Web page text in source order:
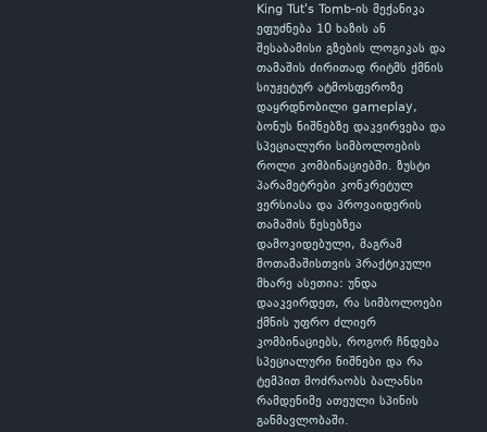
King Tut's Tomb-ის მექანიკა
ეფუძნება 10 ხაზის ან
შესაბამისი გზების ლოგიკას და
თამაშის ძირითად რიტმს ქმნის
სიუჟეტურ ატმოსფეროზე
დაყრდნობილი gameplay,
ბონუს ნიშნებზე დაკვირვება და
სპეციალური სიმბოლოების
როლი კომბინაციებში. ზუსტი
პარამეტრები კონკრეტულ
ვერსიასა და პროვაიდერის
თამაშის წესებზეა
დამოკიდებული, მაგრამ
მოთამაშისთვის პრაქტიკული
მხარე ასეთია: უნდა
დააკვირდეთ, რა სიმბოლოები
ქმნის უფრო ძლიერ
კომბინაციებს, როგორ ჩნდება
სპეციალური ნიშნები და რა
ტემპით მოძრაობს ბალანსი
რამდენიმე ათეული სპინის
განმავლობაში.